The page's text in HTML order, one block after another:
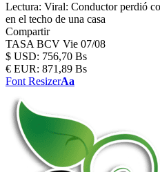
Lectura: Viral: Conductor perdió
en el techo de una casa
Compartir
TASA BCV Vie 07/08
$ USD: 756,70 Bs
€ EUR: 871,89 Bs
Font ResizerAa